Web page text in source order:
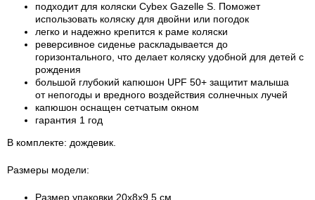
подходит для коляски Cybex Gazelle S. Поможет
использовать коляску для двойни или погодок
легко и надежно крепится к раме коляски
реверсивное сиденье раскладывается до
горизонтального, что делает коляску удобной для детей с
рождения
большой глубокий капюшон UPF 50+ защитит малыша
от непогоды и вредного воздействия солнечных лучей
капюшон оснащен сетчатым окном
гарантия 1 год
В комплекте: дождевик.
Размеры модели:
Размер упаковки 20х8х9,5 см